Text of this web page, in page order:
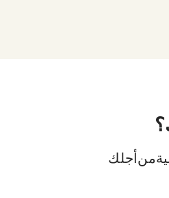
من أجلك.